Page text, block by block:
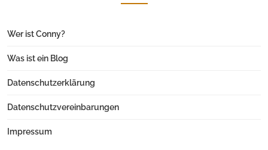
Wer ist Conny?
Was ist ein Blog
Datenschutzerklärung
Datenschutzvereinbarungen
Impressum